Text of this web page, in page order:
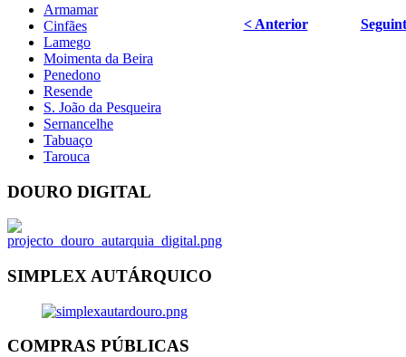
Armamar
Cinfães
Lamego
Moimenta da Beira
Penedono
Resende
S. João da Pesqueira
Sernancelhe
Tabuaço
Tarouca
DOURO DIGITAL
SIMPLEX AUTÁRQUICO
COMPRAS PÚBLICAS
< Anterior